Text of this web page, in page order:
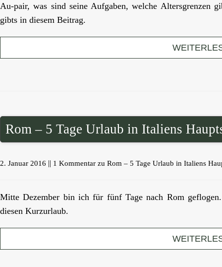
Au-pair, was sind seine Aufgaben, welche Altersgrenzen
gibts in diesem Beitrag.
Rom – 5 Tage Urlaub in Italiens
2. Januar 2016 || 1 Kommentar zu Rom – 5 Tage Urlaub in Italiens
Mitte Dezember bin ich für fünf Tage nach Rom
diesen Kurzurlaub.